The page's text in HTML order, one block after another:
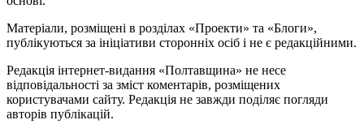
Матеріали, розміщені в розділах «Проекти» та «Блоги»,
публікуються за ініціативи сторонніх осіб і не є редакційними.
Редакція інтернет-видання «Полтавщина» не несе
відповідальності за зміст коментарів, розміщених
користувачами сайту. Редакція не завжди поділяє погляди
авторів публікацій.